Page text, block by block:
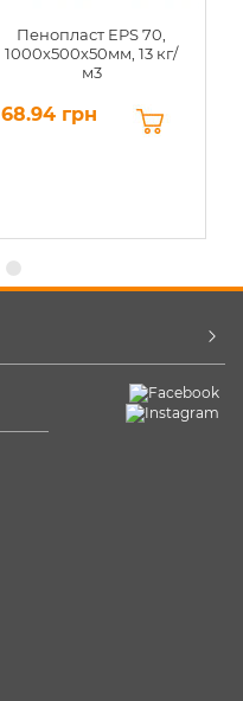
Пенопласт EPS 70,
1000х500х50мм, 13 кг/
м3
68.94 грн